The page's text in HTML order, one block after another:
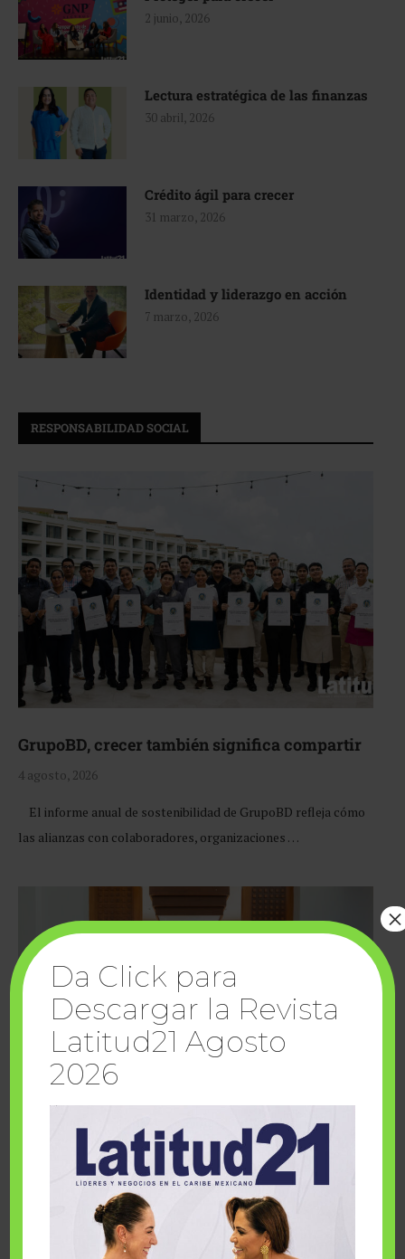
2 junio, 2026
Lectura estratégica de las finanzas
30 abril, 2026
Crédito ágil para crecer
31 marzo, 2026
Identidad y liderazgo en acción
7 marzo, 2026
RESPONSABILIDAD SOCIAL
GrupoBD, crecer también significa compartir
4 agosto, 2026
El informe anual de sostenibilidad de GrupoBD refleja cómo
las alianzas con colaboradores, organizaciones …
Cuando la solidaridad inspira; cumplen
sueños Fairmont Mayakoba y Make-A-Wish
Da Click para
Descargar la Revista
Latitud21 Agosto
2026
×